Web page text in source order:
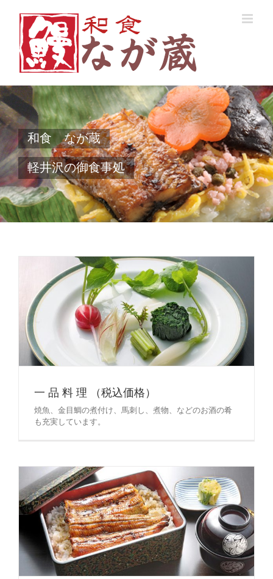
content
和食 なが蔵
軽井沢の御食事処
一 品 料 理 （税込価格）
焼魚、金目鯛の煮付け、馬刺し、煮物、などのお酒の肴
も充実しています。